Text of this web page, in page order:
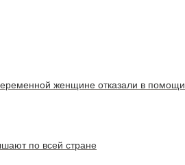
женщине отказали в помощи
по всей стране